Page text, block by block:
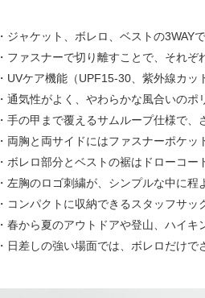
・ジャケット、ボレロ、ベストの3WAY
・ファスナーで切り離すことで、それ
・UVケア機能（UPF15-30、紫外線カッ
・通気性がよく、やわらかな風合いのポ
・手の甲まで覆えるサムループ仕様で、
・両胸と両サイドにはファスナーポケッ
・ボレロ部分とベストの裾はドローコ
・左胸のロゴ刺繍が、シンプルな中に程
・コンパクトに収納できるスタッフサッ
・春から夏のアウトドアや登山、ハイキ
・日差しの強い場面では、ボレロだけで